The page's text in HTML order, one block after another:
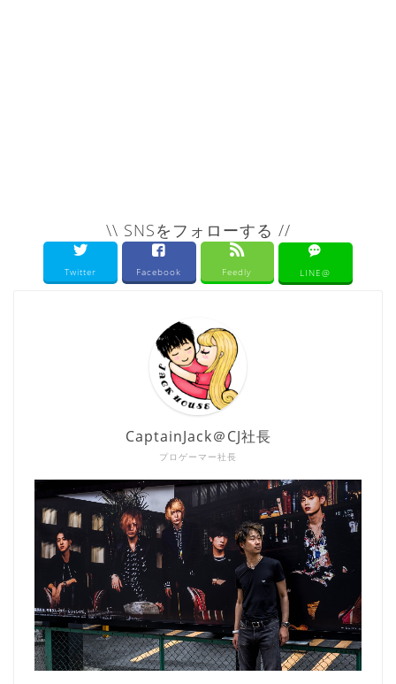
\\ SNSをフォローする //
Twitter Facebook Feedly LINE@
プロゲーマー社長
CaptainJack＠CJ社長